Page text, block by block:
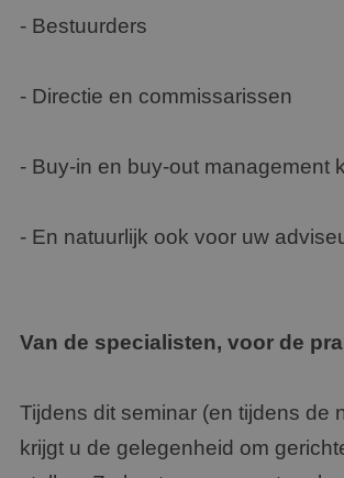
- Bestuurders
- Directie en commissarissen
- Buy-in en buy-out management
- En natuurlijk ook voor uw
Van de specialisten, voor de
Tijdens dit seminar (en tijdens de
krijgt u de gelegenheid om